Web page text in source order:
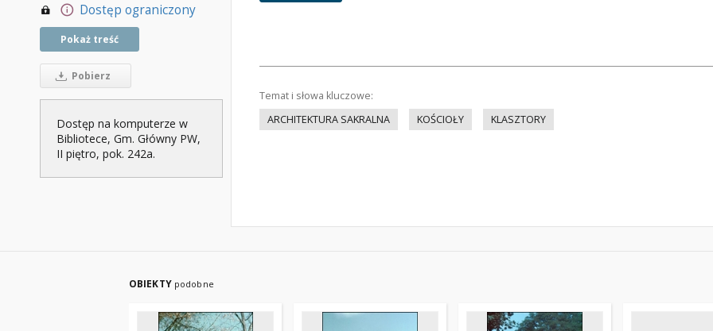
Dostęp ograniczony
Pokaż treść
Pobierz
Dostęp na komputerze w
Bibliotece, Gm. Główny PW,
II piętro, pok. 242a.
Temat i słowa kluczowe:
ARCHITEKTURA SAKRALNA
KOŚCIOŁY KLASZTORY
OBIEKTY podobne